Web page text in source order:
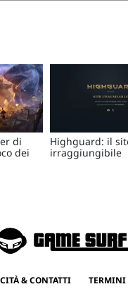
di
dei
Highguard: il
irraggiungibile
& CONTATTI TERMINI